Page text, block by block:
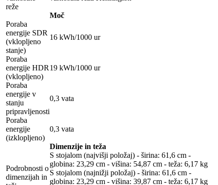
reže
Moč
Poraba
energije SDR
(vklopljeno
stanje)
16 kWh/1000 ur
Poraba
energije HDR
(vklopljeno)
19 kWh/1000 ur
Poraba
energije v
stanju
pripravljenosti
0,3 vata
Poraba
energije
(izklopljeno)
0,3 vata
Dimenzije in teža
Podrobnosti o
dimenzijah in
S stojalom (najvišji položaj) - širina: 61,6 cm -
globina: 23,29 cm - višina: 54,87 cm - teža: 6,17 kg
S stojalom (najnižji položaj) - širina: 61,6 cm -
globina: 23,29 cm - višina: 39,87 cm - teža: 6,17 kg